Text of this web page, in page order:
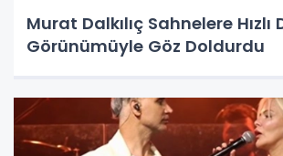
Murat Dalkılıç Sahnelere Hızlı
Görünümüyle Göz Doldurdu